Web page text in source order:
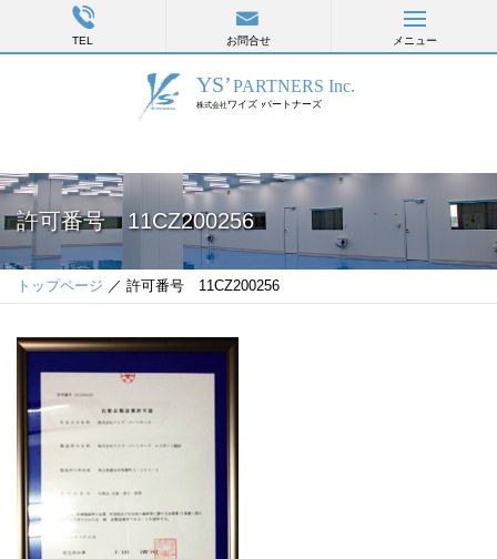
TEL お問合せ メニュー
許可番号 11CZ200256
トップページ ／ 許可番号 11CZ200256